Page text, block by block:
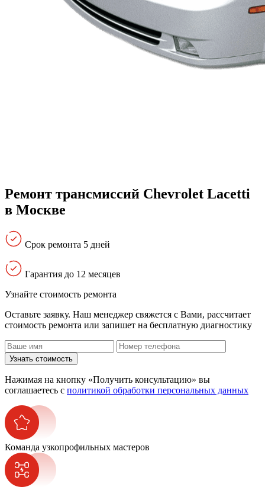
Ремонт трансмиссий Chevrolet Lacetti
в Москве
Срок ремонта 5 дней
Гарантия до 12 месяцев
Узнайте стоимость ремонта
Оставьте заявку. Наш менеджер свяжется с Вами, расcчитает
стоимость ремонта или запишет на бесплатную диагностику
Узнать стоимость
Нажимая на кнопку «Получить консультацию» вы
соглашаетесь с политикой обработки персональных данных
Команда узкопрофильных мастеров